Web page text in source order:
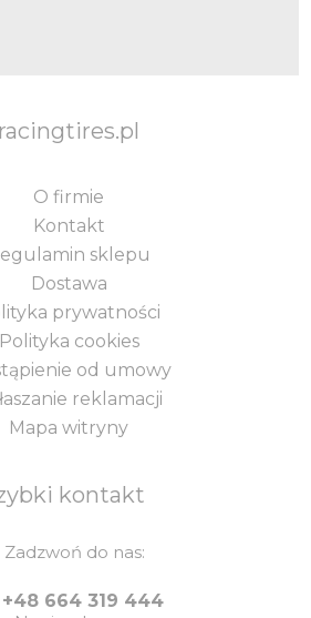
racingtires.pl
O firmie
Kontakt
sklepu
Dostawa
prywatności
Polityka cookies
od umowy
reklamacji
Mapa witryny
kontakt
Zadzwoń do nas:
+48 664 319 444